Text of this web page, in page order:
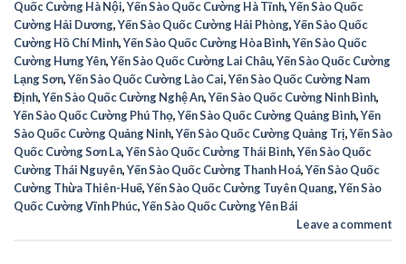
Quốc Cường Hà Nội,Yến Sào Quốc Cường Hà Tĩnh,Yến Sào Quốc
Cường Hải Dương,Yến Sào Quốc Cường Hải Phòng,Yến Sào Quốc
Cường Hồ Chí Minh,Yến Sào Quốc Cường Hòa Bình,Yến Sào Quốc
Cường Hưng Yên,Yến Sào Quốc Cường Lai Châu,Yến Sào Quốc Cường
Lạng Sơn,Yến Sào Quốc Cường Lào Cai,Yến Sào Quốc Cường Nam
Định,Yến Sào Quốc Cường Nghệ An,Yến Sào Quốc Cường Ninh Bình,
Yến Sào Quốc Cường Phú Thọ,Yến Sào Quốc Cường Quảng Bình,Yến
Sào Quốc Cường Quảng Ninh,Yến Sào Quốc Cường Quảng Trị,Yến Sào
Quốc Cường Sơn La,Yến Sào Quốc Cường Thái Bình,Yến Sào Quốc
Cường Thái Nguyên,Yến Sào Quốc Cường Thanh Hoá,Yến Sào Quốc
Cường Thừa Thiên-Huế,Yến Sào Quốc Cường Tuyên Quang,Yến Sào
Quốc Cường Vĩnh Phúc,Yến Sào Quốc Cường Yên Bái
Leave a comment